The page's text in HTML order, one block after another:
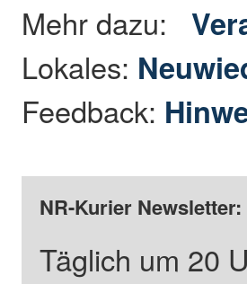
Mehr dazu:
Lokales:
Feedback:
NR-Kurier
Täglich um 20